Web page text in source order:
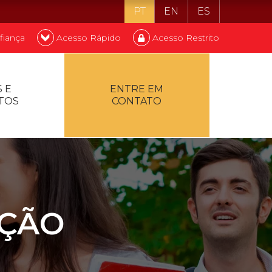
PT EN ES
Acesso Rápido Acesso Restrito
E
ENTRE EM
CONTATO